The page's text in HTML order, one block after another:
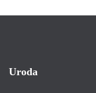
Uroda